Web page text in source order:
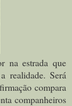
na estrada que
realidade. Será
compara
companheiros